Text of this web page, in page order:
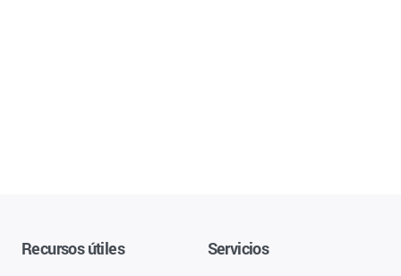
Recursos útiles Servicios